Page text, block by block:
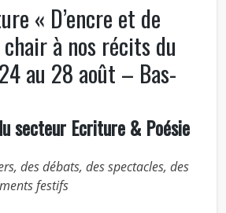
« D’encre et de
à nos récits du
au 28 août – Bas-
secteur Ecriture & Poésie
des débats, des spectacles, des
festifs